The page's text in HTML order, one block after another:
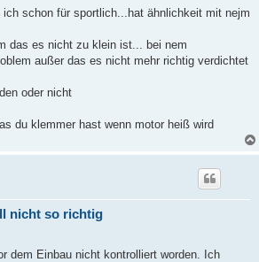
schon für sportlich...hat ähnlichkeit mit nejm
das es nicht zu klein ist... bei nem
außer das es nicht mehr richtig verdichtet
oder nicht
du klemmer hast wenn motor heiß wird
nicht so richtig
dem Einbau nicht kontrolliert worden. Ich